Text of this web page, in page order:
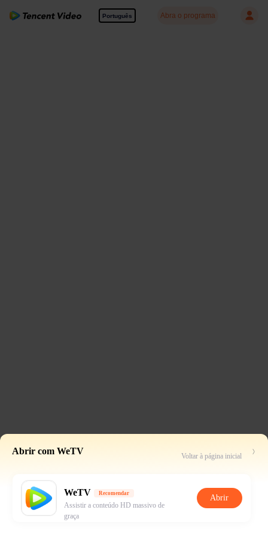
Português Abra o programa
Abrir com WeTV Voltar à página inicial
WeTV Recomendar
Assistir a conteúdo HD massivo de
graça
Abrir